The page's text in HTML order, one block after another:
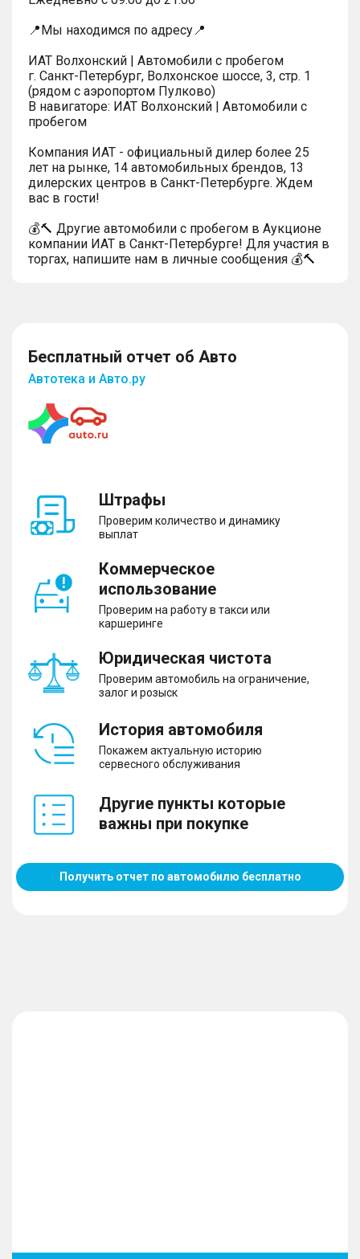
📍Мы находимся по адресу📍
ИАТ Волхонский | Автомобили с пробегом
г. Санкт-Петербург, Волхонское шоссе, 3, стр. 1
(рядом с аэропортом Пулково)
В навигаторе: ИАТ Волхонский | Автомобили с
пробегом
Компания ИАТ - официальный дилер более 25
лет на рынке, 14 автомобильных брендов, 13
дилерских центров в Санкт-Петербурге. Ждем
вас в гости!
💰🔨 Другие автомобили с пробегом в Аукционе
компании ИАТ в Санкт-Петербурге! Для участия в
торгах, напишите нам в личные сообщения 💰🔨
Бесплатный отчет об Авто
Автотека и Авто.ру
Штрафы
Проверим количество и динамику
выплат
Коммерческое
использование
Проверим на работу в такси или
каршеринге
Юридическая чистота
Проверим автомобиль на ограничение,
залог и розыск
История автомобиля
Покажем актуальную историю
сервесного обслуживания
Другие пункты которые
важны при покупке
Получить отчет по автомобилю бесплатно